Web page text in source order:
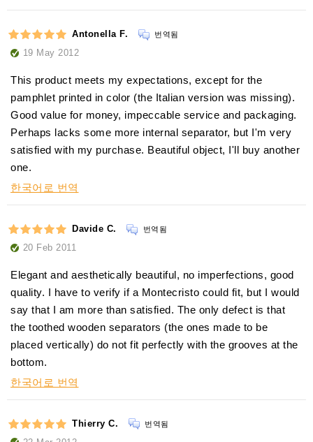
Antonella F. 번역됨
19 May 2012
This product meets my expectations, except for the
pamphlet printed in color (the Italian version was missing).
Good value for money, impeccable service and packaging.
Perhaps lacks some more internal separator, but I'm very
satisfied with my purchase. Beautiful object, I'll buy another
one.
한국어로 번역
Davide C. 번역됨
20 Feb 2011
Elegant and aesthetically beautiful, no imperfections, good
quality. I have to verify if a Montecristo could fit, but I would
say that I am more than satisfied. The only defect is that
the toothed wooden separators (the ones made to be
placed vertically) do not fit perfectly with the grooves at the
bottom.
한국어로 번역
Thierry C. 번역됨